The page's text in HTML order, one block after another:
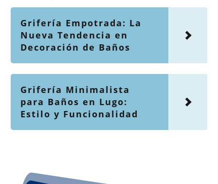
Grifería Empotrada: La
Nueva Tendencia en
Decoración de Baños
Grifería Minimalista
para Baños en Lugo:
Estilo y Funcionalidad